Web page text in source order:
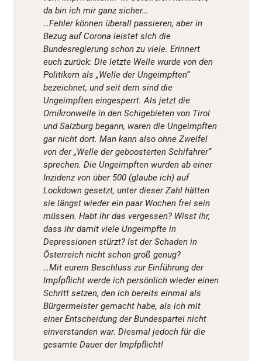
da bin ich mir ganz sicher…
…Fehler können überall passieren, aber in
Bezug auf Corona leistet sich die
Bundesregierung schon zu viele. Erinnert
euch zurück: Die letzte Welle wurde von den
Politikern als „Welle der Ungeimpften“
bezeichnet, und seit dem sind die
Ungeimpften eingesperrt. Als jetzt die
Omikronwelle in den Schigebieten von Tirol
und Salzburg begann, waren die Ungeimpften
gar nicht dort. Man kann also ohne Zweifel
von der „Welle der geboosterten Schifahrer“
sprechen. Die Ungeimpften wurden ab einer
Inzidenz von über 500 (glaube ich) auf
Lockdown gesetzt, unter dieser Zahl hätten
sie längst wieder ein paar Wochen frei sein
müssen. Habt ihr das vergessen? Wisst ihr,
dass ihr damit viele Ungeimpfte in
Depressionen stürzt? Ist der Schaden in
Österreich nicht schon groß genug?
…Mit eurem Beschluss zur Einführung der
Impfpflicht werde ich persönlich wieder einen
Schritt setzen, den ich bereits einmal als
Bürgermeister gemacht habe, als ich mit
einer Entscheidung der Bundespartei nicht
einverstanden war. Diesmal jedoch für die
gesamte Dauer der Impfpflicht!